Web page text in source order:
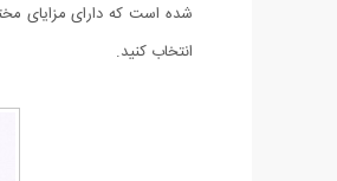
انتخاب کنید.